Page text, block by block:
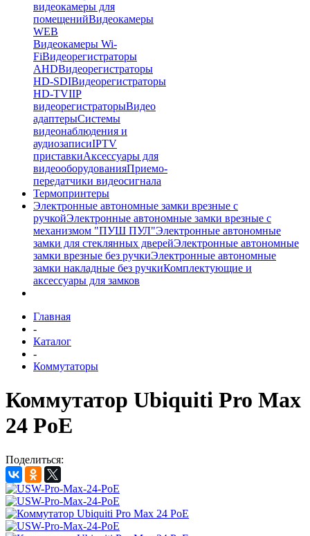
видеокамеры для
помещенийВидеокамеры
WEB
Видеокамеры Wi-
FiВидеорегистраторы
AHDВидеорегистраторы
HD-SDIВидеорегистраторы
HD-TVIIP
видеорегистраторыВидео
адаптерыСистемы
видеонаблюдения и
аудиозаписиIPTV
приставкиАксессуары для
видеооборудованияПриемо-
передатчики видеосигнала
Термопринтеры
Электронные автономные замки врезные с
ручкойЭлектронные автономные замки врезные с
механизмом "ПУШ ПУЛ"Электронные автономные
замки для стеклянных дверейЭлектронные автономные
замки врезные без ручкиЭлектронные автономные
замки накладные без ручкиКомплектующие и
аксессуары для замков
Главная
-
Каталог
-
Коммутаторы
Коммутатор Ubiquiti Pro Max
24 PoE
Поделиться: